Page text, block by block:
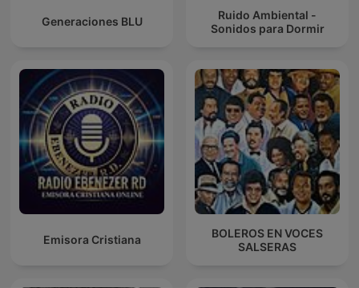
Generaciones BLU
Ruido Ambiental -
Sonidos para Dormir
Emisora Cristiana
BOLEROS EN VOCES
SALSERAS